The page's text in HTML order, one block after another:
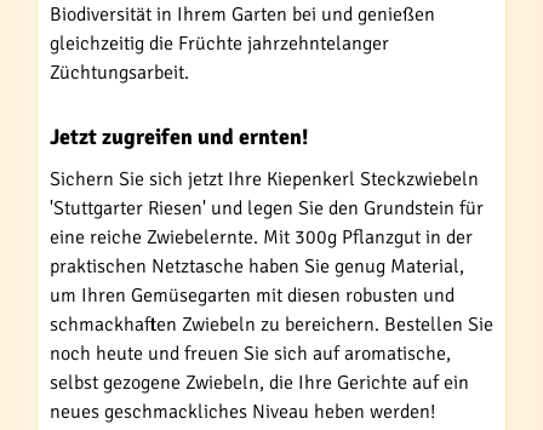
Biodiversität in Ihrem Garten bei und genießen
gleichzeitig die Früchte jahrzehntelanger
Züchtungsarbeit.
Jetzt zugreifen und ernten!
Sichern Sie sich jetzt Ihre Kiepenkerl Steckzwiebeln
'Stuttgarter Riesen' und legen Sie den Grundstein für
eine reiche Zwiebelernte. Mit 300g Pflanzgut in der
praktischen Netztasche haben Sie genug Material,
um Ihren Gemüsegarten mit diesen robusten und
schmackhaften Zwiebeln zu bereichern. Bestellen Sie
noch heute und freuen Sie sich auf aromatische,
selbst gezogene Zwiebeln, die Ihre Gerichte auf ein
neues geschmackliches Niveau heben werden!